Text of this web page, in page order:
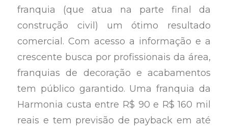
franquia (que atua na parte final da
construção civil) um ótimo resultado
comercial. Com acesso a informação e a
crescente busca por profissionais da área,
franquias de decoração e acabamentos
tem público garantido. Uma franquia da
Harmonia custa entre R$ 90 e R$ 160 mil
reais e tem previsão de payback em até